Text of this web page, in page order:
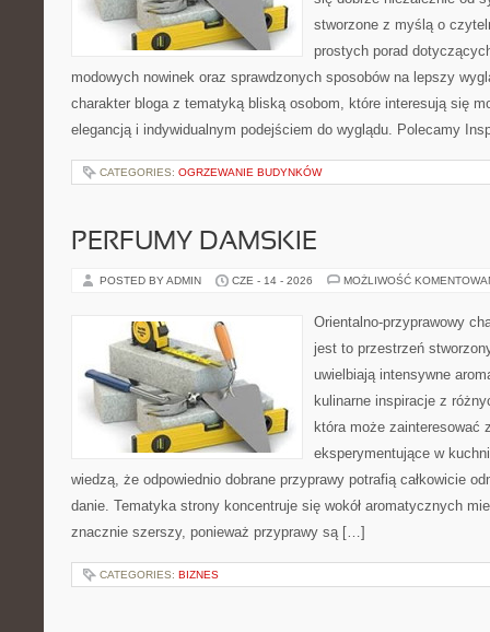
stworzone z myślą o
prostych porad
modowych nowinek oraz sprawdzonych sposobów na lepszy
charakter bloga z tematyką bliską osobom, które interesują się
elegancją i indywidualnym podejściem do wyglądu. Polecamy
CATEGORIES: OGRZEWANIE BUDYNKÓW
PERFUMY DAMSKIE
POSTED BY ADMIN CZE - 14 - 2026 MOŻLIWOŚĆ
Orientalno-przyprawowy
jest to przestrzeń
uwielbiają intensywne
kulinarne inspiracje z
która może zainteresować
eksperymentujące w
wiedzą, że odpowiednio dobrane przyprawy potrafią całkowicie
danie. Tematyka strony koncentruje się wokół aromatycznych
znacznie szerszy, ponieważ przyprawy są […]
CATEGORIES: BIZNES